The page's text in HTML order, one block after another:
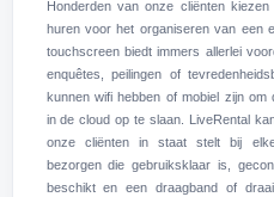
Honderden van onze cliënten
huren voor het organiseren van een
touchscreen biedt immers allerlei
enquêtes, peilingen of
kunnen wifi hebben of mobiel zijn
in de cloud op te slaan. LiveRental
onze cliënten in staat stelt bij
bezorgen die gebruiksklaar is,
beschikt en een draagband of